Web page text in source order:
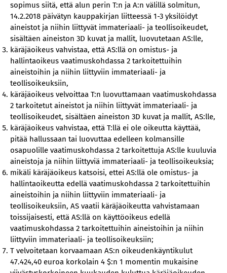
sopimus siitä, että alun perin T:n ja A:n välillä solmitun,
14.2.2018 päivätyn kauppakirjan liitteessä 1-3 yksilöidyt
aineistot ja niihin liittyvät immateriaali- ja teollisoikeudet,
sisältäen aineiston 3D kuvat ja mallit, luovutetaan AS:lle,
käräjäoikeus vahvistaa, että AS:llä on omistus- ja
hallintaoikeus vaatimuskohdassa 2 tarkoitettuihin
aineistoihin ja niihin liittyviin immateriaali- ja
teollisoikeuksiin,
käräjäoikeus velvoittaa T:n luovuttamaan vaatimuskohdassa
2 tarkoitetut aineistot ja niihin liittyvät immateriaali- ja
teollisoikeudet, sisältäen aineiston 3D kuvat ja mallit, AS:lle,
käräjäoikeus vahvistaa, että T:llä ei ole oikeutta käyttää,
pitää hallussaan tai luovuttaa edelleen kolmansille
osapuolille vaatimuskohdassa 2 tarkoitettuja AS:lle kuuluvia
aineistoja ja niihin liittyviä immateriaali- ja teollisoikeuksia;
mikäli käräjäoikeus katsoisi, ettei AS:llä ole omistus- ja
hallintaoikeutta edellä vaatimuskohdassa 2 tarkoitettuihin
aineistoihin ja niihin liittyviin immateriaali- ja
teollisoikeuksiin, AS vaatii käräjäoikeutta vahvistamaan
toissijaisesti, että AS:llä on käyttöoikeus edellä
vaatimuskohdassa 2 tarkoitettuihin aineistoihin ja niihin
liittyviin immateriaali- ja teollisoikeuksiin;
T velvoitetaan korvaamaan AS:n oikeudenkäyntikulut
47.424,40 euroa korkolain 4 $:n 1 momentin mukaisine